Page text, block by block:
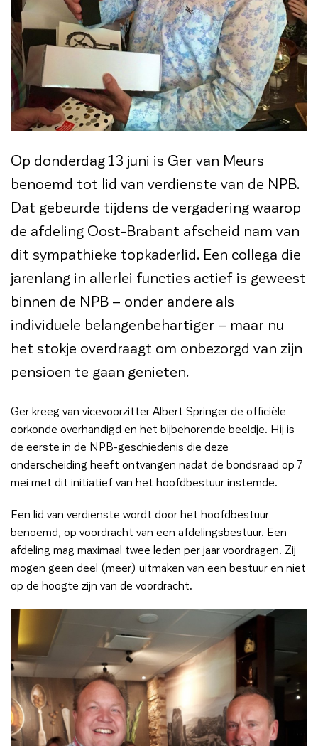
Op donderdag 13 juni is Ger van Meurs
benoemd tot lid van verdienste van de NPB.
Dat gebeurde tijdens de vergadering waarop
de afdeling Oost-Brabant afscheid nam van
dit sympathieke topkaderlid. Een collega die
jarenlang in allerlei functies actief is geweest
binnen de NPB – onder andere als
individuele belangenbehartiger – maar nu
het stokje overdraagt om onbezorgd van zijn
pensioen te gaan genieten.
Ger kreeg van vicevoorzitter Albert Springer de officiële
oorkonde overhandigd en het bijbehorende beeldje. Hij is
de eerste in de NPB-geschiedenis die deze
onderscheiding heeft ontvangen nadat de bondsraad op 7
mei met dit initiatief van het hoofdbestuur instemde.
Een lid van verdienste wordt door het hoofdbestuur
benoemd, op voordracht van een afdelingsbestuur. Een
afdeling mag maximaal twee leden per jaar voordragen. Zij
mogen geen deel (meer) uitmaken van een bestuur en niet
op de hoogte zijn van de voordracht.